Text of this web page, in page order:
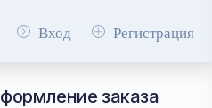
Вход Регистрация
заказа